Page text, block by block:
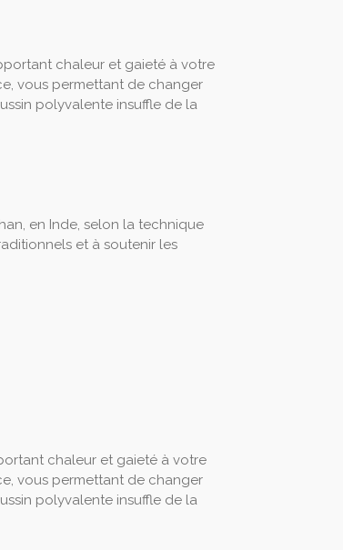
chaleur et gaieté à votre
vous permettant de changer
polyvalente insuffle de la
en Inde, selon la technique
et à soutenir les
chaleur et gaieté à votre
vous permettant de changer
polyvalente insuffle de la